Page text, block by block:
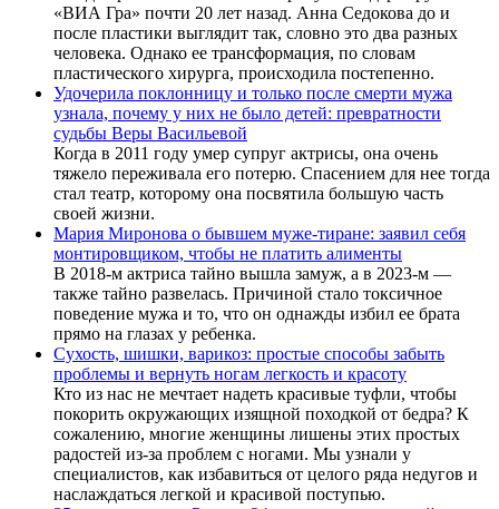
«ВИА Гра» почти 20 лет назад. Анна Седокова до и
после пластики выглядит так, словно это два разных
человека. Однако ее трансформация, по словам
пластического хирурга, происходила постепенно.
Удочерила поклонницу и только после смерти мужа
узнала, почему у них не было детей: превратности
судьбы Веры Васильевой
Когда в 2011 году умер супруг актрисы, она очень
тяжело переживала его потерю. Спасением для нее тогда
стал театр, которому она посвятила большую часть
своей жизни.
Мария Миронова о бывшем муже-тиране: заявил себя
монтировщиком, чтобы не платить алименты
В 2018-м актриса тайно вышла замуж, а в 2023-м —
также тайно развелась. Причиной стало токсичное
поведение мужа и то, что он однажды избил ее брата
прямо на глазах у ребенка.
Сухость, шишки, варикоз: простые способы забыть
проблемы и вернуть ногам легкость и красоту
Кто из нас не мечтает надеть красивые туфли, чтобы
покорить окружающих изящной походкой от бедра? К
сожалению, многие женщины лишены этих простых
радостей из-за проблем с ногами. Мы узнали у
специалистов, как избавиться от целого ряда недугов и
наслаждаться легкой и красивой поступью.